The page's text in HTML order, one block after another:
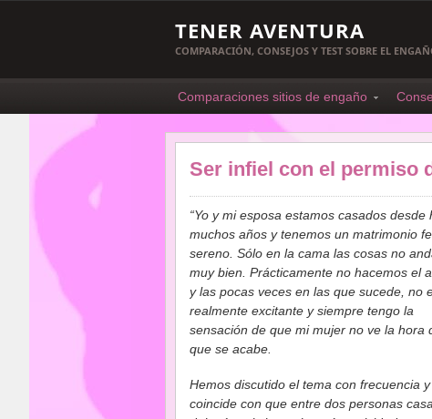
TENER AVENTURA
COMPARACIÓN, CONSEJOS Y TEST SOBRE EL
Comparaciones sitios de engaño
Ser infiel con el permiso
“Yo y mi esposa estamos casados desde
muchos años y tenemos un matrimonio
sereno. Sólo en la cama las cosas no
muy bien. Prácticamente no hacemos el
y las pocas veces en las que sucede, no
realmente excitante y siempre tengo la
sensación de que mi mujer no ve la hora
que se acabe.
Hemos discutido el tema con frecuencia y
coincide con que entre dos personas